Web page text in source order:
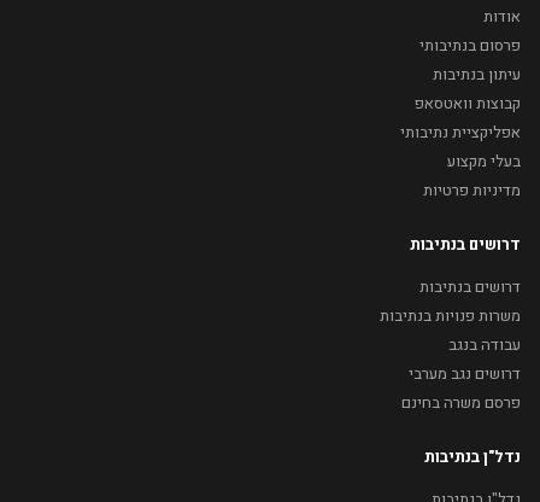
אודות
פרסום בנתיבותי
עיתון בנתיבות
קבוצות וואטסאפ
אפליקציית נתיבותי
בעלי מקצוע
מדיניות פרטיות
דרושים בנתיבות
דרושים בנתיבות
משרות פנויות בנתיבות
עבודה בנגב
דרושים נגב מערבי
פרסם משרה בחינם
נדל"ן בנתיבות